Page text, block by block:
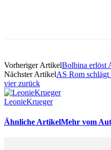
Vorheriger ArtikelBolbina erlöst
Nächster ArtikelAS Rom
vier zurück
LeonieKrueger
Ähnliche ArtikelMehr vom